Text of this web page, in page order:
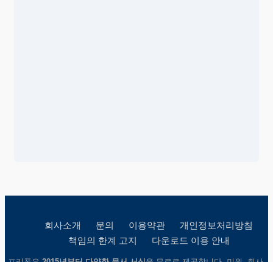
회사소개 문의 이용약관
개인정보처리방침
책임의 한계 고지
다운로드 이용 안내